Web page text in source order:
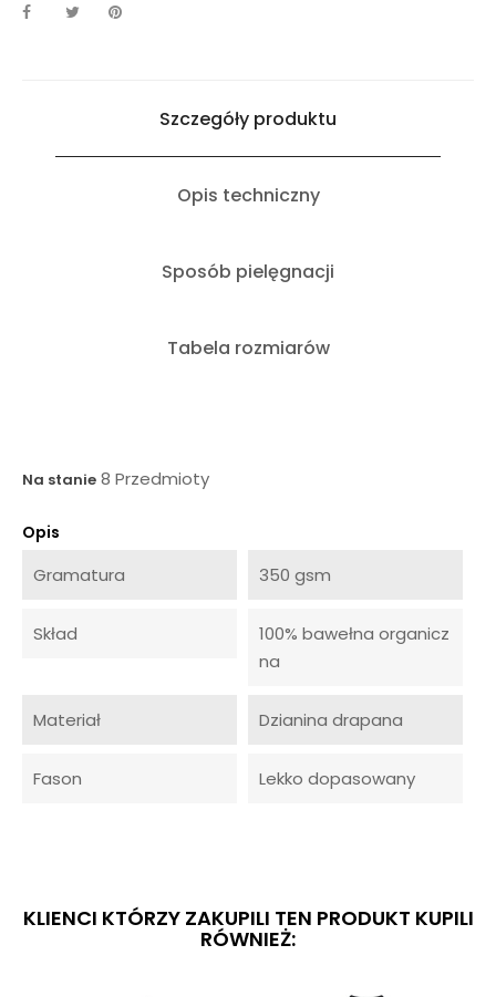
Szczegóły produktu
Opis techniczny
Sposób pielęgnacji
Tabela rozmiarów
Na stanie 8 Przedmioty
Opis
Gramatura 350 gsm
Skład
100% bawełna organicz
na
Materiał Dzianina drapana
Fason Lekko dopasowany
KLIENCI KTÓRZY ZAKUPILI TEN PRODUKT KUPILI
RÓWNIEŻ: